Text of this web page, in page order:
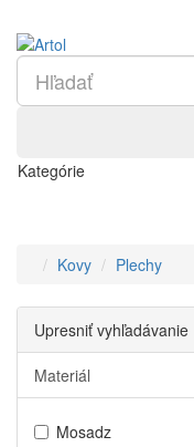
Kategórie
Kovy Plechy
Upresniť vyhľadávanie
Materiál
Mosadz